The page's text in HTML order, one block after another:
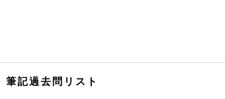
筆記過去問リスト